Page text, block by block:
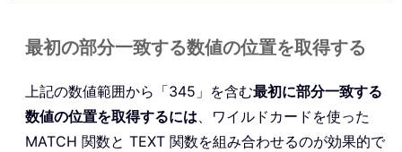
最初の部分一致する数値の位置を取得する
上記の数値範囲から「345」を含む最初に部分一致する
数値の位置を取得するには、ワイルドカードを使った
MATCH 関数と TEXT 関数を組み合わせるのが効果的で